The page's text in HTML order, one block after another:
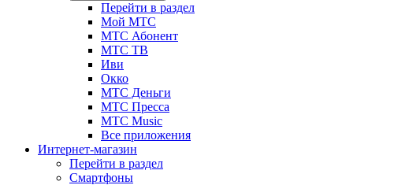
Перейти в раздел
Мой МТС
МТС Абонент
МТС ТВ
Иви
Окко
МТС Деньги
МТС Пресса
МТС Music
Все приложения
Интернет-магазин
Перейти в раздел
Смартфоны